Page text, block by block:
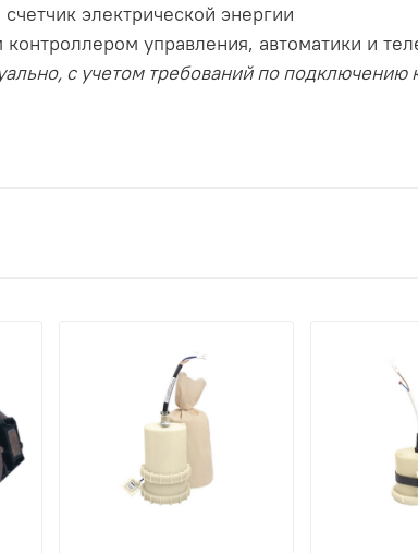
электрической энергии
управления, автоматики и
с учетом требований по